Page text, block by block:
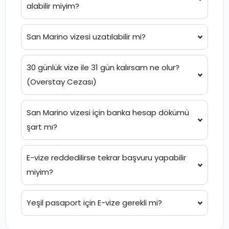
alabilir miyim?
San Marino vizesi uzatılabilir mi?
30 günlük vize ile 31 gün kalırsam ne olur?
(Overstay Cezası)
San Marino vizesi için banka hesap dökümü
şart mı?
E-vize reddedilirse tekrar başvuru yapabilir
miyim?
Yeşil pasaport için E-vize gerekli mi?